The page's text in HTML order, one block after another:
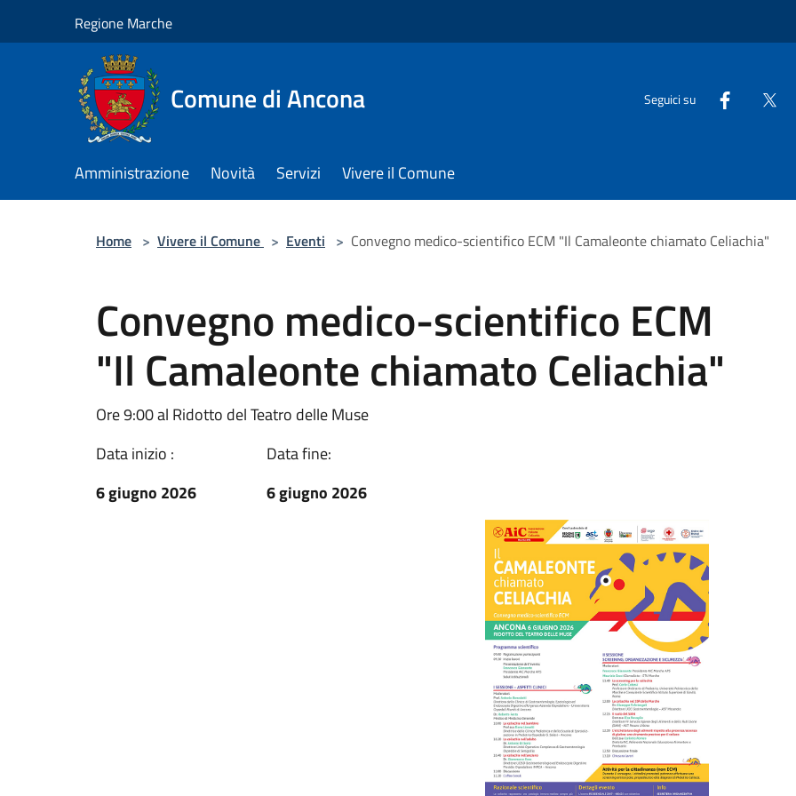
Regione Marche
Comune di Ancona Seguici su
Amministrazione Novità Servizi Vivere il Comune
Home > Vivere il Comune > Eventi > Convegno medico-scientifico ECM "Il Camaleonte chiamato Celiachia"
Convegno medico-scientifico ECM
"Il Camaleonte chiamato Celiachia"
Ore 9:00 al Ridotto del Teatro delle Muse
Data inizio :
6 giugno 2026
Data fine:
6 giugno 2026